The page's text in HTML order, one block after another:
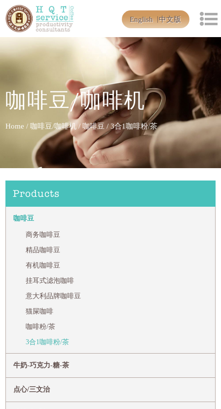
English 中文版
咖啡豆/咖啡机
Home / 咖啡豆/咖啡机/咖啡豆 /3合1咖啡粉/茶
Products
咖啡豆
商务咖啡豆
精品咖啡豆
有机咖啡豆
挂耳式滤泡咖啡
意大利品牌咖啡豆
猫屎咖啡
咖啡粉/茶
3合1咖啡粉/茶
牛奶-巧克力-糖-茶
点心/三文治